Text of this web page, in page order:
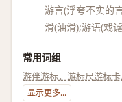
游言(浮夸不实的
滑(油滑);游语(戏
常用词组
游伴游标，游标尺游标
显示更多...